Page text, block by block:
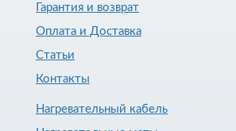
Гарантия и возврат
Оплата и Доставка
Статьи
Контакты
Нагревательный кабель